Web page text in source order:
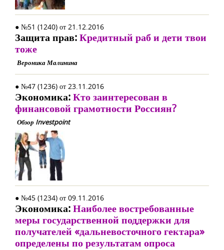
● №51 (1240) от 21.12.2016
Защита прав:Кредитный раб и дети твои
тоже
Вероника Малинина
● №47 (1236) от 23.11.2016
Экономика:Кто заинтересован в
финансовой грамотности Россиян?
Обзор Investpoint
● №45 (1234) от 09.11.2016
Экономика:Наиболее востребованные
меры государственной поддержки для
получателей «дальневосточного гектара»
определены по результатам опроса